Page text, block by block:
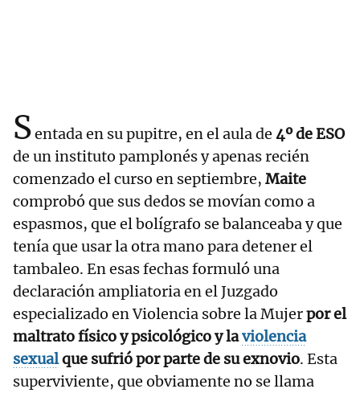
Sentada en su pupitre, en el aula de 4º de ESO
de un instituto pamplonés y apenas recién
comenzado el curso en septiembre, Maite
comprobó que sus dedos se movían como a
espasmos, que el bolígrafo se balanceaba y que
tenía que usar la otra mano para detener el
tambaleo. En esas fechas formuló una
declaración ampliatoria en el Juzgado
especializado en Violencia sobre la Mujerpor el
maltrato físico y psicológico y laviolencia
sexualque sufrió por parte de su exnovio. Esta
superviviente, que obviamente no se llama